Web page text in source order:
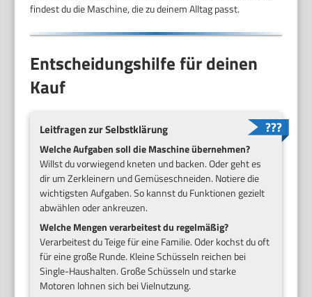
findest du die Maschine, die zu deinem Alltag passt.
Entscheidungshilfe für deinen
Kauf
Leitfragen zur Selbstklärung
Welche Aufgaben soll die Maschine übernehmen?
Willst du vorwiegend kneten und backen. Oder geht es
dir um Zerkleinern und Gemüseschneiden. Notiere die
wichtigsten Aufgaben. So kannst du Funktionen gezielt
abwählen oder ankreuzen.
Welche Mengen verarbeitest du regelmäßig?
Verarbeitest du Teige für eine Familie. Oder kochst du oft
für eine große Runde. Kleine Schüsseln reichen bei
Single-Haushalten. Große Schüsseln und starke
Motoren lohnen sich bei Vielnutzung.